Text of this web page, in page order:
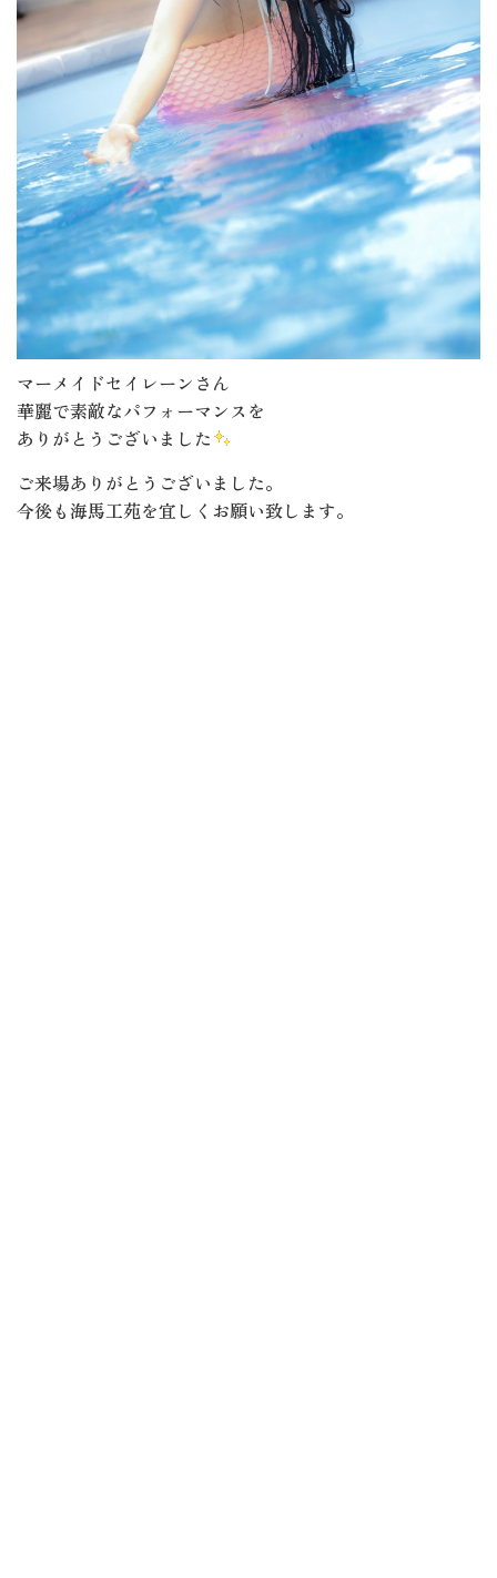
マーメイドセイレーンさん
華麗で素敵なパフォーマンスを
ありがとうございました
ご来場ありがとうございました。
今後も海馬工苑を宜しくお願い致します。